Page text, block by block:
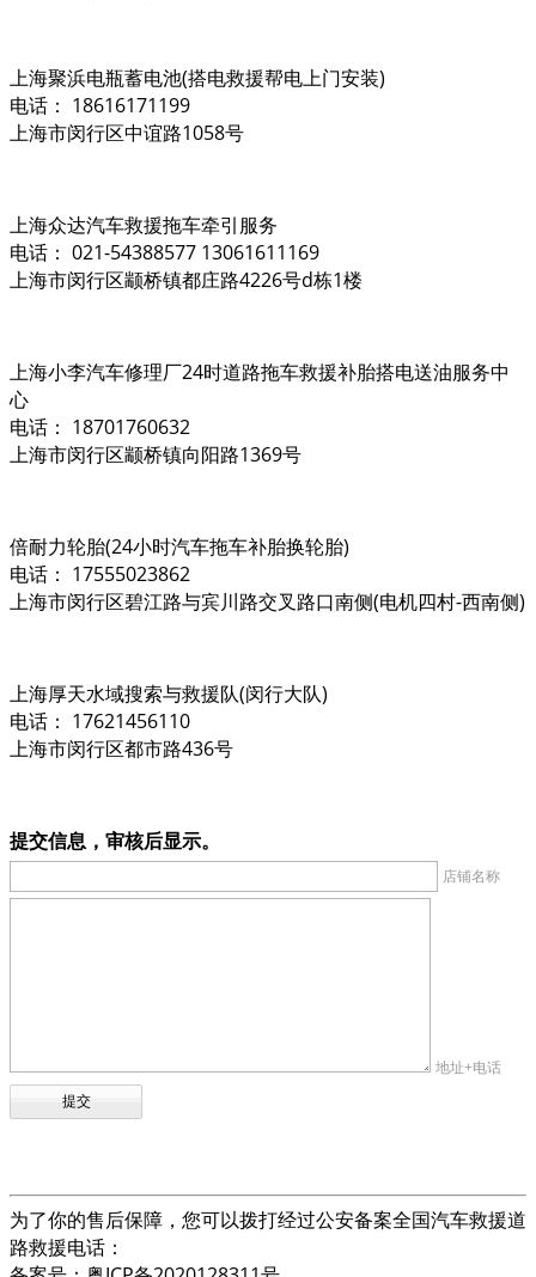
上海聚浜电瓶蓄电池(搭电救援帮电上门安装)
电话： 18616171199
上海市闵行区中谊路1058号
上海众达汽车救援拖车牵引服务
电话： 021-54388577 13061611169
上海市闵行区颛桥镇都庄路4226号d栋1楼
上海小李汽车修理厂24时道路拖车救援补胎搭电送油服务中
心
电话： 18701760632
上海市闵行区颛桥镇向阳路1369号
倍耐力轮胎(24小时汽车拖车补胎换轮胎)
电话： 17555023862
上海市闵行区碧江路与宾川路交叉路口南侧(电机四村-西南侧)
上海厚天水域搜索与救援队(闵行大队)
电话： 17621456110
上海市闵行区都市路436号
提交信息，审核后显示。
店铺名称
地址+电话
为了你的售后保障，您可以拨打经过公安备案全国汽车救援道
路救援电话：